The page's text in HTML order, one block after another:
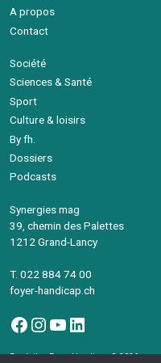
A propos
Contact
Société
Sciences & Santé
Sport
Culture & loisirs
By fh.
Dossiers
Podcasts
Synergies mag
39, chemin des Palettes
1212 Grand-Lancy
T. 022 884 74 00
foyer-handicap.ch
Facebook
Instagram
YouTube
LinkedIn
Fondation Foyer-Handicap © 2026